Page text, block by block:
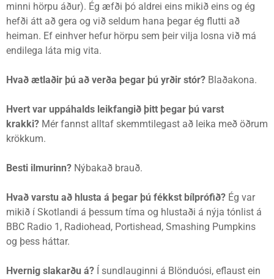
minni hörpu áður). Ég æfði þó aldrei eins mikið eins og ég
hefði átt að gera og við seldum hana þegar ég flutti að
heiman. Ef einhver hefur hörpu sem þeir vilja losna við má
endilega láta mig vita.
Hvað ætlaðir þú að verða þegar þú yrðir stór? Blaðakona.
Hvert var uppáhalds leikfangið þitt þegar þú varst
krakki? Mér fannst alltaf skemmtilegast að leika með öðrum
krökkum.
Besti ilmurinn? Nýbakað brauð.
Hvað varstu að hlusta á þegar þú fékkst bílprófið? Ég var
mikið í Skotlandi á þessum tíma og hlustaði á nýja tónlist á
BBC Radio 1, Radiohead, Portishead, Smashing Pumpkins
og þess háttar.
Hvernig slakarðu á? Í sundlauginni á Blönduósi, eflaust ein